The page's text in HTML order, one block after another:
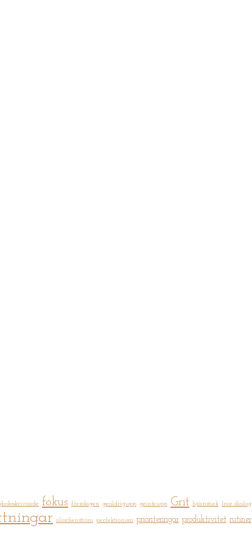
fokus försökigen gealdrigupp geinteupp Grit hjärnstark Inre dialog
olaschenström perfektionism prioriteringar produktivitet rutiner